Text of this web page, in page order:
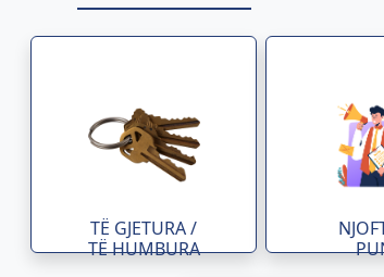
TË GJETURA /
TË HUMBURA